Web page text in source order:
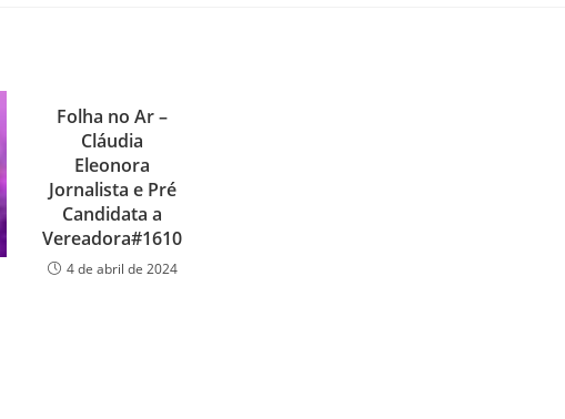
Folha no Ar –
Cláudia
Eleonora
Jornalista e Pré
Candidata a
Vereadora#1610
4 de abril de 2024